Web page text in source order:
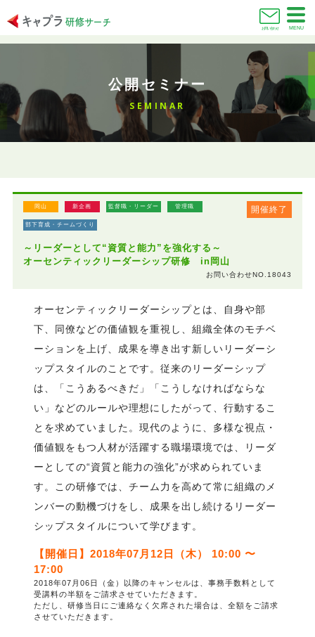
お問い合わせ MENU
公開セミナー
SEMINAR
開催終了
岡山 新企画 監督職・リーダー 管理職
部下育成・チームづくり
～リーダーとして“資質と能力”を強化する～
オーセンティックリーダーシップ研修 in岡山
お問い合わせNO.18043
オーセンティックリーダーシップとは、自身や部
下、同僚などの価値観を重視し、組織全体のモチベ
ーションを上げ、成果を導き出す新しいリーダーシ
ップスタイルのことです。従来のリーダーシップ
は、「こうあるべきだ」「こうしなければならな
い」などのルールや理想にしたがって、行動するこ
とを求めていました。現代のように、多様な視点・
価値観をもつ人材が活躍する職場環境では、リーダ
ーとしての“資質と能力の強化”が求められていま
す。この研修では、チーム力を高めて常に組織のメ
ンバーの動機づけをし、成果を出し続けるリーダー
シップスタイルについて学びます。
【開催日】2018年07月12日（木） 10:00 〜
17:00
2018年07月06日（金）以降のキャンセルは、事務手数料として
受講料の半額をご請求させていただきます。
ただし、研修当日にご連絡なく欠席された場合は、全額をご請求
させていただきます。